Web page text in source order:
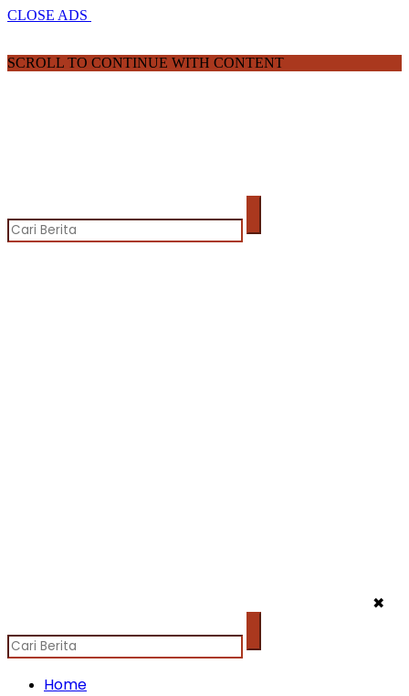
CLOSE ADS
SCROLL TO CONTINUE WITH CONTENT
✖
Home